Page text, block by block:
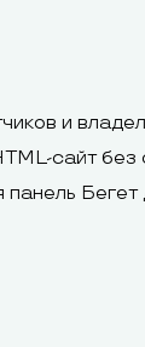
и
сайт